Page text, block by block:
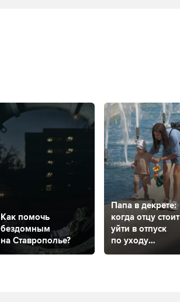
Как помочь
бездомным
на Ставрополье?
Папа в декрете:
когда отцу стоит
уйти в отпуск
по уходу
за ребенком